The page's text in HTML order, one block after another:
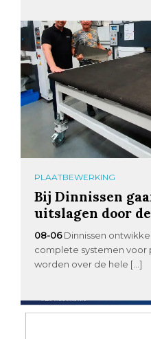
PLAATBEWERKING
Bij Dinnissen
uitslagen door de
08-06 Dinnissen
complete systemen
worden over de hele […]